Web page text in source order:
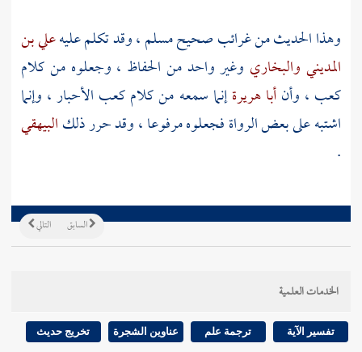
وهذا الحديث من غرائب صحيحمسلم، وقد تكلم عليهعلي بن
المديني والبخاري وغير واحد من الحفاظ ، وجعلوه من كلام
كعب ، وأنأبا هريرةإنما سمعه من كلامكعب الأحبار، وإنما
اشتبه على بعض الرواة فجعلوه مرفوعا ، وقد حرر ذلكالبيهقي
.
التالي السابق
الخدمات العلمية
تفسير الآية ترجمة علم عناوين الشجرة تخريج حديث